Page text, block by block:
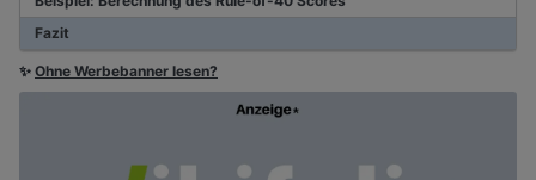
Fazit
✨ Ohne Werbebanner lesen?